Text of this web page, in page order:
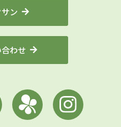
ン
わせ